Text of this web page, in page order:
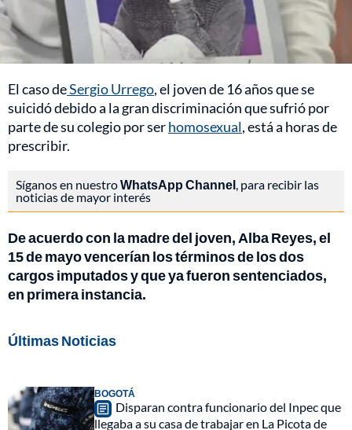
El caso deSergio Urrego, el joven de 16 años que se
suicidó debido a la gran discriminación que sufrió por
parte de su colegio por serhomosexual, está a horas de
prescribir.
Síganos en nuestroWhatsApp Channel , para recibir las
noticias de mayor interés
De acuerdo con la madre del joven, Alba Reyes, el
15 de mayo vencerían los términos de los dos
cargos imputados y que ya fueron sentenciados,
en primera instancia.
Últimas Noticias
BOGOTÁ
Disparan contra funcionario del Inpec que
llegaba a su casa de trabajar en La Picota de